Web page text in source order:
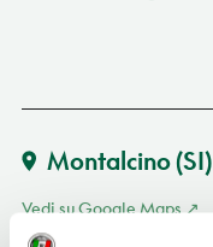
Montalcino(SI)
Vedi su Google Maps